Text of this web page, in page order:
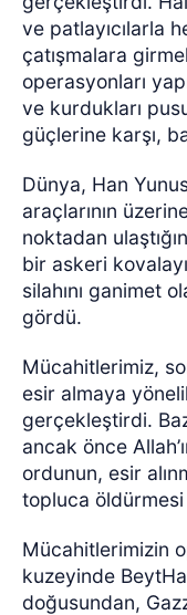
ve patlayıcılarla
çatışmalara
operasyonları
ve kurdukları
güçlerine karşı,
Dünya, Han
araçlarının
noktadan
bir askeri
silahını ganimet
gördü.
Mücahitlerimiz,
esir almaya
gerçekleştirdi.
ancak önce
ordunun, esir
topluca öldürmesi
Mücahitlerimizin
kuzeyinde
doğusundan,